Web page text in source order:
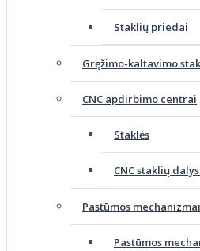
Staklių priedai
Gręžimo-kaltavimo
CNC apdirbimo centrai
Staklės
CNC staklių
Pastūmos mechanizmai
Pastūmos